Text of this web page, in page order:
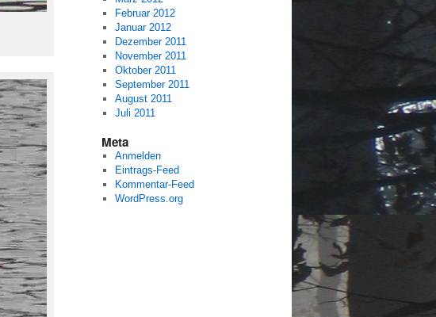
Februar 2012
Januar 2012
Dezember 2011
November 2011
Oktober 2011
September 2011
August 2011
Juli 2011
Meta
Anmelden
Eintrags-Feed
Kommentar-Feed
WordPress.org